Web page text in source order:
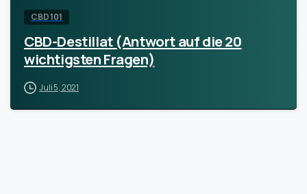
CBD 101
CBD-Destillat (Antwort auf die 20
wichtigsten Fragen)
Juli 5, 2021